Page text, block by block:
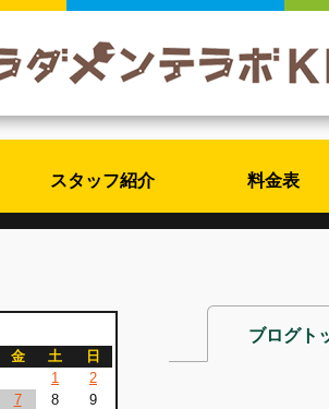
スタッフ紹介 料金表
ブログト
金 土
日
1
2
7 8
9